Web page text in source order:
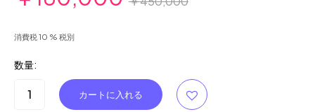
消費税 10 % 税別
数量: